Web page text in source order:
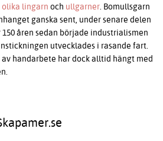
olika lingarn och ullgarner. Bomullsgarn
ganska sent, under senare delen
åren sedan började industrialismen
utvecklades i rasande fart.
handarbete har dock alltid hängt med